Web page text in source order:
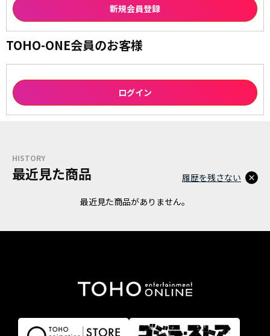
TOHO-ONE会員のお客様
HISTORY
最近見た商品
最近見た商品がありません。
履歴を残さない